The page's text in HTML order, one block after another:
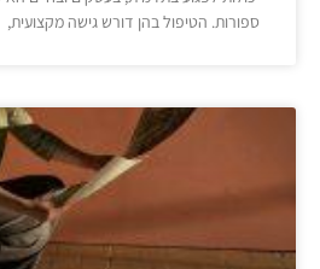
ספורות. הטיפול בהן דורש גישה מקצועית,